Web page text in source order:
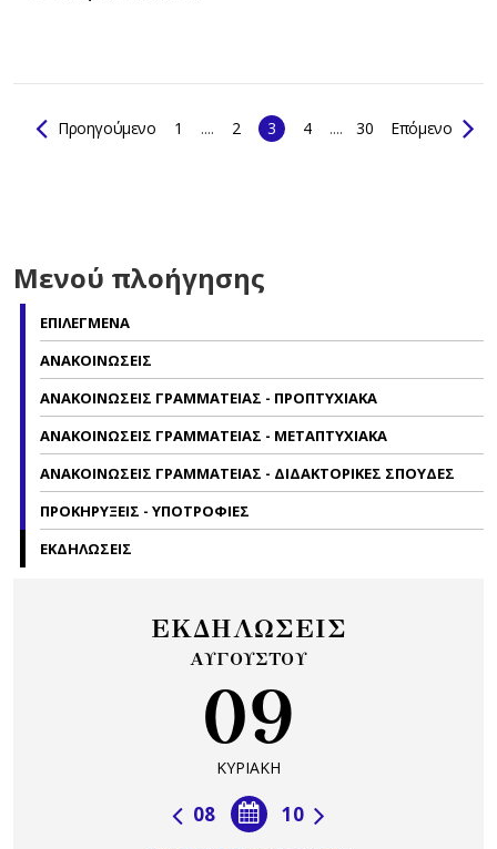
Προηγούμενο 1 .... 2 3 4 .... 30 Επόμενο
Μενού πλοήγησης
ΕΠΙΛΕΓΜΕΝΑ
ΑΝΑΚΟΙΝΩΣΕΙΣ
ΑΝΑΚΟΙΝΩΣΕΙΣ ΓΡΑΜΜΑΤΕΙΑΣ - ΠΡΟΠΤΥΧΙΑΚΑ
ΑΝΑΚΟΙΝΩΣΕΙΣ ΓΡΑΜΜΑΤΕΙΑΣ - ΜΕΤΑΠΤΥΧΙΑΚΑ
ΑΝΑΚΟΙΝΩΣΕΙΣ ΓΡΑΜΜΑΤΕΙΑΣ - ΔΙΔΑΚΤΟΡΙΚΕΣ ΣΠΟΥΔΕΣ
ΠΡΟΚΗΡΥΞΕΙΣ - ΥΠΟΤΡΟΦΙΕΣ
ΕΚΔΗΛΩΣΕΙΣ
ΕΚΔΗΛΩΣΕΙΣ
ΑΥΓΟΥΣΤΟΥ
09
ΚΥΡΙΑΚΗ
10
08